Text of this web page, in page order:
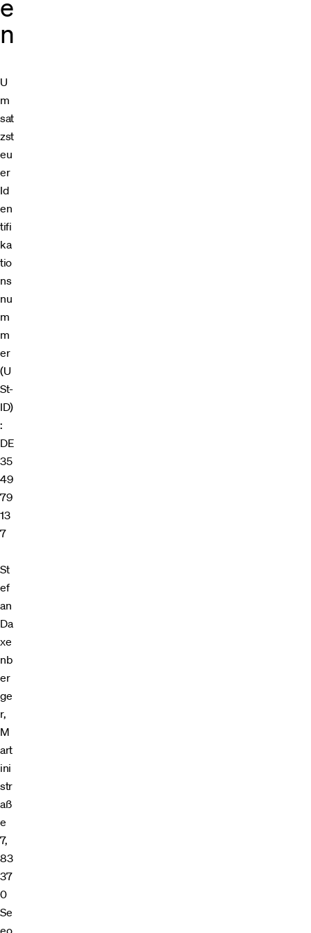
e
n
U
m
sat
zst
eu
er
Id
en
tifi
ka
tio
ns
nu
m
m
er
(U
St-
ID)
:
DE
35
49
79
13
7
St
ef
an
Da
xe
nb
er
ge
r,
M
art
ini
str
aß
e
7,​
83
37
0
Se
eo